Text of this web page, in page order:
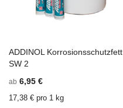
In den Einkaufswagen
ADDINOL Korrosionsschutzfett
SW 2
ab 6,95 €
17,38 € pro 1 kg